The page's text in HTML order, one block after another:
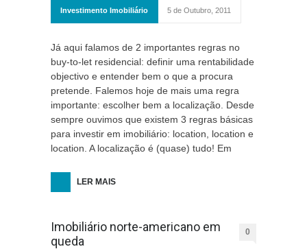
Investimento Imobiliário 5 de Outubro, 2011
Já aqui falamos de 2 importantes regras no
buy-to-let residencial: definir uma rentabilidade
objectivo e entender bem o que a procura
pretende. Falemos hoje de mais uma regra
importante: escolher bem a localização. Desde
sempre ouvimos que existem 3 regras básicas
para investir em imobiliário: location, location e
location. A localização é (quase) tudo! Em
LER MAIS
Imobiliário norte-americano em
queda
0